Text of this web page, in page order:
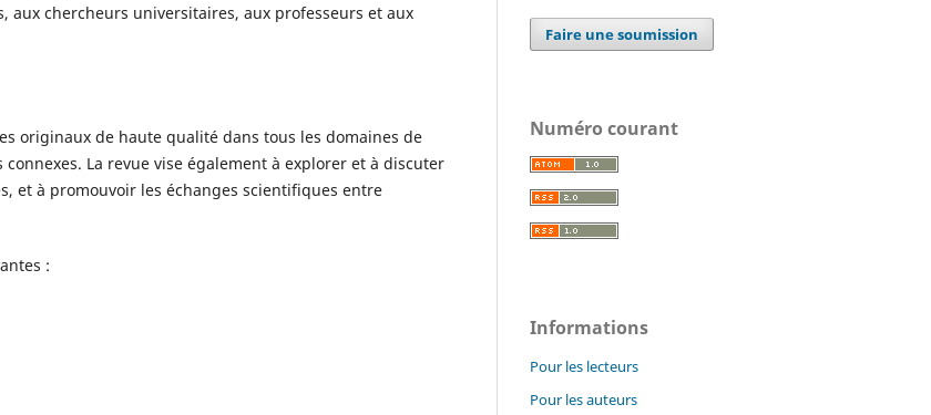
aux chercheurs universitaires, aux professeurs et aux
originaux de haute qualité dans tous les domaines de
La revue vise également à explorer et à discuter
et à promouvoir les échanges scientifiques entre
:
Faire une soumission
Numéro courant
Informations
Pour les lecteurs
Pour les auteurs